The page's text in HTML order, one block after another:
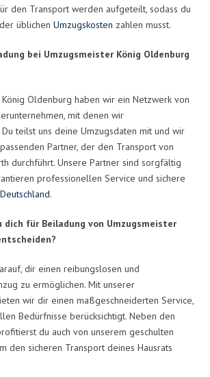
den Transport werden aufgeteilt, sodass du
üblichen Umzugskosten zahlen musst.
bei Umzugsmeister König Oldenburg
Oldenburg haben wir ein Netzwerk von
mit denen wir
teilst uns deine Umzugsdaten mit und wir
Partner, der den Transport von
durchführt. Unsere Partner sind sorgfältig
professionellen Service und sichere
Deutschland.
für Beiladung von Umzugsmeister
dir einen reibungslosen und
zu ermöglichen. Mit unserer
wir dir einen maßgeschneiderten Service,
Bedürfnisse berücksichtigt. Neben den
du auch von unserem geschulten
den sicheren Transport deines Hausrats